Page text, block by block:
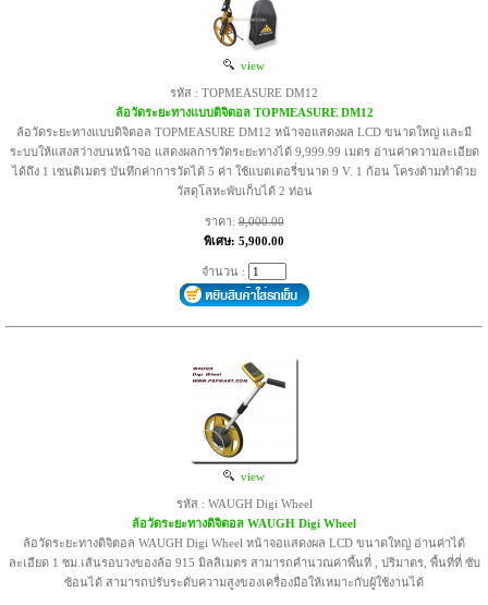
view
รหัส : TOPMEASURE DM12
ล้อวัดระยะทางแบบดิจิตอล TOPMEASURE DM12
ล้อวัดระยะทางแบบดิจิตอล TOPMEASURE DM12 หน้าจอแสดงผล LCD ขนาดใหญ่ และมี
ระบบให้แสงสว่างบนหน้าจอ แสดงผลการวัดระยะทางได้ 9,999.99 เมตร อ่านค่าความละเอียด
ได้ถึง 1 เซนติเมตร บันทึกค่าการวัดได้ 5 ค่า ใช้แบตเตอรี่ขนาด 9 V. 1 ก้อน โครงด้ามทำด้วย
วัสดุโลหะพับเก็บได้ 2 ท่อน
ราคา:9,000.00
พิเศษ: 5,900.00
จำนวน :
view
รหัส : WAUGH Digi Wheel
ล้อวัดระยะทางดิจิตอล WAUGH Digi Wheel
ล้อวัดระยะทางดิจิตอล WAUGH Digi Wheel หน้าจอแสดงผล LCD ขนาดใหญ่ อ่านค่าได้
ละเอียด 1 ซม.เส้นรอบวงของล้อ 915 มิลลิเมตร สามารถคำนวณค่าพื้นที่ , ปริมาตร, พื้นที่ที่ ซับ
ซ้อนได้ สามารถปรับระดับความสูงของเครื่องมือให้เหมาะกับผู้ใช้งานได้